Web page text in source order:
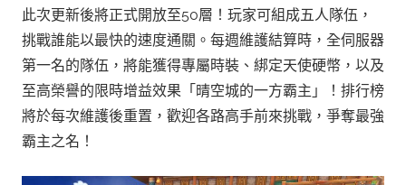
此次更新後將正式開放至50層！玩家可組成五人隊伍，
挑戰誰能以最快的速度通關。每週維護結算時，全伺服器
第一名的隊伍，將能獲得專屬時裝、綁定天使硬幣，以及
至高榮譽的限時增益效果「晴空城的一方霸主」！排行榜
將於每次維護後重置，歡迎各路高手前來挑戰，爭奪最強
霸主之名！